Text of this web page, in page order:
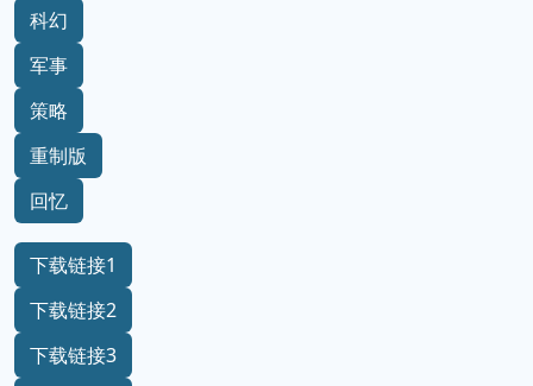
科幻
军事
策略
重制版
回忆
下载链接1
下载链接2
下载链接3